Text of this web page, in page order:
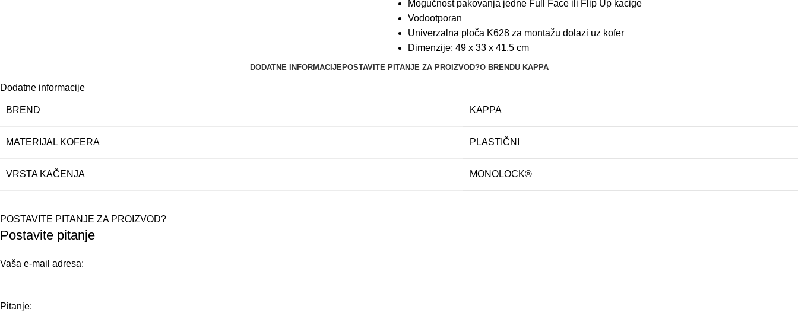
Mogućnost pakovanja jedne Full Face ili Flip Up kacige
Vodootporan
Univerzalna ploča K628 za montažu dolazi uz kofer
Dimenzije: 49 x 33 x 41,5 cm
DODATNE INFORMACIJEPOSTAVITE PITANJE ZA PROIZVOD?O BRENDU KAPPA
Dodatne informacije
BREND KAPPA
MATERIJAL KOFERA PLASTIČNI
VRSTA KAČENJA MONOLOCK®
POSTAVITE PITANJE ZA PROIZVOD?
Postavite pitanje
Vaša e-mail adresa:
Pitanje: